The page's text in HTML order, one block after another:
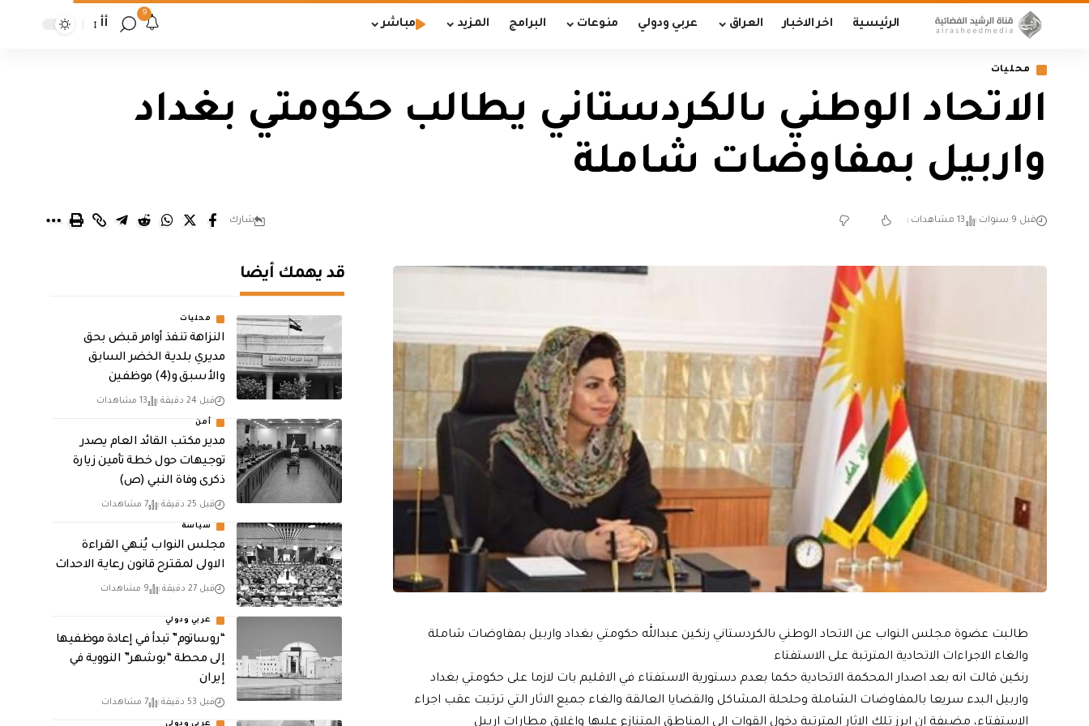
الرئيسية اخر الاخبار العراق عربي ودولي منوعات البرامج المزيد مباشر
9
أأ
محليات
الاتحاد الوطني ىالكردستاني يطالب حكومتي بغداد
واربيل بمفاوضات شاملة
قبل 9 سنوات 13 مشاهدات شارك
طالبت عضوة مجلس النواب عن الاتحاد الوطني ىالكردستاني رنكين عبدالله حكومتي بغداد واربيل بمفاوضات شاملة
والغاء الاجراءات الاتحادية المترتبة على الاستفتاء
رنكين قالت انه بعد اصدار المحكمة الاتحادية حكما بعدم دستورية الاستفتاء في الاقليم بات لازما على حكومتي بغداد
واربيل البدء سريعا بالمفاوضات الشاملة وحلحلة المشاكل والقضايا العالقة والغاء جميع الاثار التي ترتبت عقب اجراء
الاستفتاء، مضيفة ان ابرز تلك الاثار المترتبة دخول القوات الى المناطق المتنازع عليها واغلاق مطارات اربيل
قد يهمك أيضا
محليات
النزاهة تنفذ أوامر قبض بحق
مديري بلدية الخضر السابق
والأسبق و(4) موظفين
قبل 24 دقيقة 13 مشاهدات
أمن
مدير مكتب القائد العام يصدر
توجيهات حول خطة تأمين زيارة
ذكرى وفاة النبي (ص)
قبل 25 دقيقة 7 مشاهدات
سياسة
مجلس النواب يُنهي القراءة
الاولى لمقترح قانون رعاية الاحداث
قبل 27 دقيقة 9 مشاهدات
عربي ودولي
“روساتوم” تبدأ في إعادة موظفيها
إلى محطة “بوشهر” النووية في
إيران
قبل 53 دقيقة 7 مشاهدات
عربي ودولي